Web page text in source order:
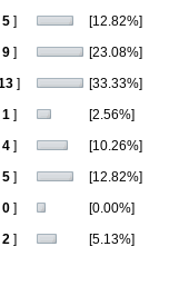
5 ]
[12.82%]
9 ]
[23.08%]
]
[33.33%]
1 ]
[2.56%]
4 ]
[10.26%]
5 ]
[12.82%]
0 ]
[0.00%]
2 ] [5.13%]